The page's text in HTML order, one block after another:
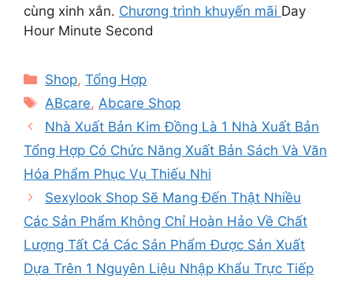
cùng xinh xắn. ​ Chương trình khuyến mãi Day
Hour Minute Second
Categories
Shop,Tổng Hợp
Tags
ABcare, Abcare Shop
Nhà Xuất Bản Kim Đồng Là 1 Nhà Xuất Bản
Tổng Hợp Có Chức Năng Xuất Bản Sách Và Văn
Hóa Phẩm Phục Vụ Thiếu Nhi
Sexylook Shop Sẽ Mang Đến Thật Nhiều
Các Sản Phẩm Không Chỉ Hoàn Hảo Về Chất
Lượng Tất Cả Các Sản Phẩm Được Sản Xuất
Dựa Trên 1 Nguyên Liệu Nhập Khẩu Trực Tiếp